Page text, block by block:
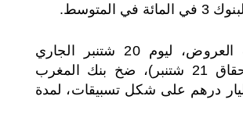
المتوسط.
وخلال طلب العروض، ليوم 20 شتنبر الجاري
(تاريخ الاستحقاق 21 شتنبر)، ضخ بنك المغرب
31,9 مليار درهم على شكل تسبيقات، لمدة